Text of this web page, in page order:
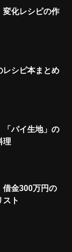
変化レシピの作
レシピ本まとめ
「パイ生地」の
理
借金300万円の
スト